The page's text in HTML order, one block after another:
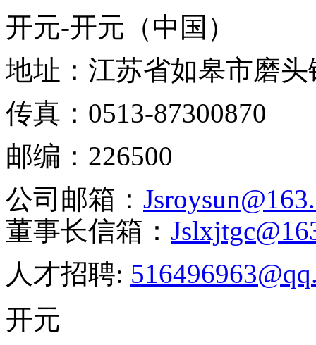
开元-开元（中国）
地址：江苏省如皋市磨
传真： 0513-87300870
邮编： 226500
公司邮箱： J
董事长信箱： J
人才招聘: 516496963@qq
开元